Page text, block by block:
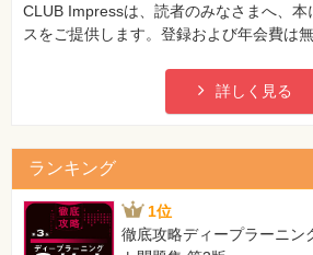
>>> # Iris-setosaを-1, Iris-virginica
[正]
【 第3刷にて修正 】
[誤]
「がく片の長さ」と「花びらの長さ
「花びらの長さ」と「花びらの幅」
【 第3刷にて修正 】
CLUB Impressは、読者のみなさまへ、
スをご提供します。登録および年会費は無
詳しく見る
ランキング
1位
徹底攻略ディープラーニン